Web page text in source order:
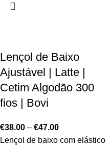
Lençol de Baixo
Ajustável | Latte |
Cetim Algodão 300
fios | Bovi
€38.00 – €47.00
Lençol de baixo com elástico